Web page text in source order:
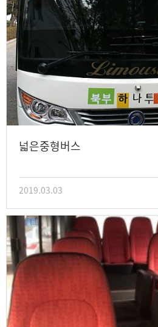
넓은중형버스
2019.03.03